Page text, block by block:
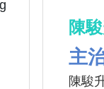
陳
主
陳駿